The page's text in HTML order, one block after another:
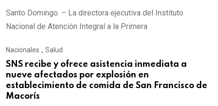
Santo Domingo. – La directora ejecutiva del Instituto
Nacional de Atención Integral a la Primera
Nacionales , Salud
SNS recibe y ofrece asistencia inmediata a
nueve afectados por explosión en
establecimiento de comida de San Francisco de
Macorís